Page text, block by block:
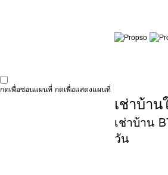
กดเพื่อซ่อนแผนที่ กดเพื่อแสดงแผนที่
เช่าบ้า
เช่าบ้าน
วัน